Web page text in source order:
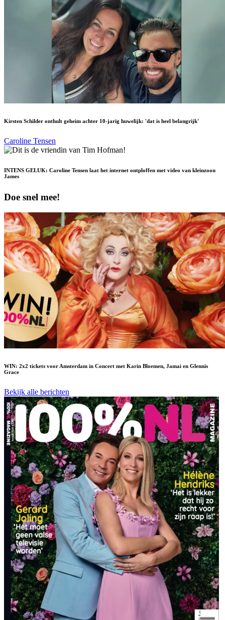
Kirsten Schilder onthult geheim achter 10-jarig huwelijk: 'dat is heel belangrijk'
Caroline Tensen
INTENS GELUK: Caroline Tensen laat het internet ontploffen met video van kleinzoon
James
Doe snel mee!
WIN: 2x2 tickets voor Amsterdam in Concert met Karin Bloemen, Jamai en Glennis
Grace
Bekijk alle berichten